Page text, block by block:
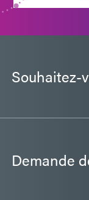
Souhaitez-
Demande